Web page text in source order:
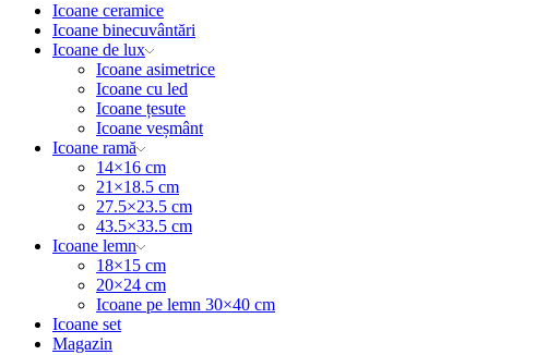
Icoane ceramice
Icoane binecuvântări
Icoane de lux
Icoane asimetrice
Icoane cu led
Icoane țesute
Icoane veșmânt
Icoane ramă
14×16 cm
21×18.5 cm
27.5×23.5 cm
43.5×33.5 cm
Icoane lemn
18×15 cm
20×24 cm
Icoane pe lemn 30×40 cm
Icoane set
Magazin